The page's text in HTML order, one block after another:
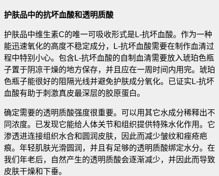
护肤品中的抗坏血酸和透明质酸
护肤品中维生素C的唯一可吸收形式是L-抗坏血酸。作为一种
能迅速氧化的高度不稳定成分，L-抗坏血酸需要在制作血清过
程中特别小心。包含L-抗坏血酸的自制血清需要放入琥珀色瓶
子置于阴凉干燥的地方保存，并且应在一周时间内用完。琥珀
色瓶子能很好的阻隔光线并避免护肤成分氧化。已证实L-抗坏
血酸有助于刺激真皮最深层的胶原蛋白。
确定需要的透明质酸强度很重要。可以用其它水成分稀释出不
同浓度。已发现它能给人体关节和组织提供特殊水化作用。它
渗透进连接组织水合和圆润皮肤，因此而减少皱纹和痤疮疤
痕。年轻肌肤光滑圆润，并且有足够的透明质酸绑定水分。在
我们年老后，自然产生的透明质酸会逐渐减少，并因此而导致
皮肤干燥和下垂。